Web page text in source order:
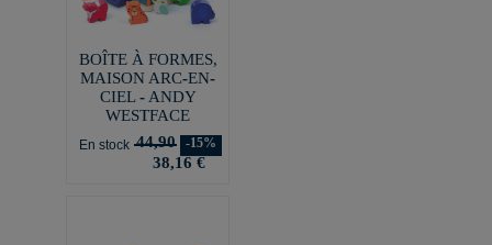
BOÎTE À FORMES,
MAISON ARC-EN-
CIEL - ANDY
WESTFACE
En stock 44,90 -15%
38,16 €